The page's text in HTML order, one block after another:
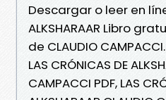
Descargar o leer en
ALKSHARAAR Libro
de CLAUDIO CAMPACCI.
LAS CRÓNICAS DE
CAMPACCI PDF, LAS